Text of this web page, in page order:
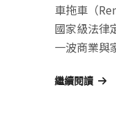
車拖車（
國家級法律
一波商業與
繼續閱讀